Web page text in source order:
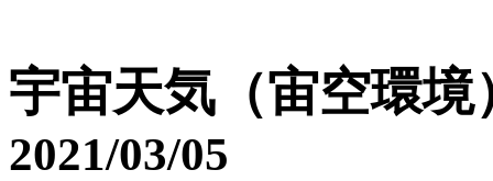
宇宙天気（宙空環境
2021/03/05